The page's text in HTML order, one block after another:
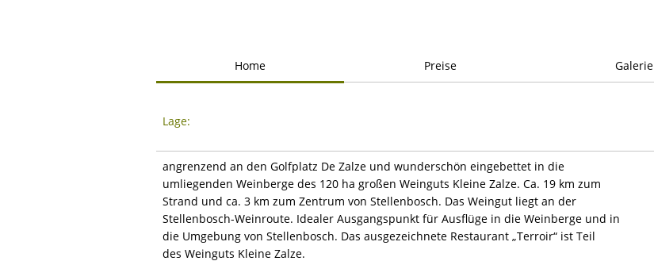
Home Preise Galerie
Lage:
angrenzend an den Golfplatz De Zalze und wunderschön eingebettet in die
umliegenden Weinberge des 120 ha großen Weinguts Kleine Zalze. Ca. 19 km zum
Strand und ca. 3 km zum Zentrum von Stellenbosch. Das Weingut liegt an der
Stellenbosch-Weinroute. Idealer Ausgangspunkt für Ausflüge in die Weinberge und in
die Umgebung von Stellenbosch. Das ausgezeichnete Restaurant „Terroir“ ist Teil
des Weinguts Kleine Zalze.